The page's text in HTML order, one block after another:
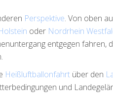
Perspektive. Von oben
oder Nordrhein
entgegen fahren,
Heißluftballonfahrt über den
und